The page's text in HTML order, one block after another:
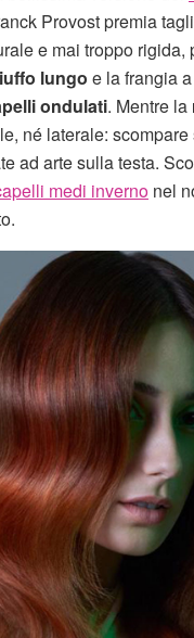
Provost premia
e mai troppo rigida,
lungo e la frangia
ondulati. Mentre la
né laterale:
ad arte sulla testa.
medi inverno nel